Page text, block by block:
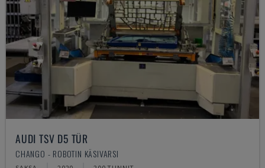
AUDI TSV D5 TÜR
CHANGO - ROBOTIN KÄSIVARSI